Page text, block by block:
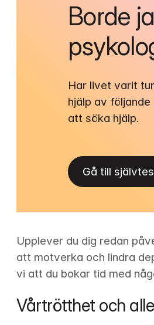
Borde
Har livet varit
hjälp av
att söka hjälp.
Gå till
Upplever du dig redan
att motverka och lindra
vi att du bokar tid med
Vårtrötthet och